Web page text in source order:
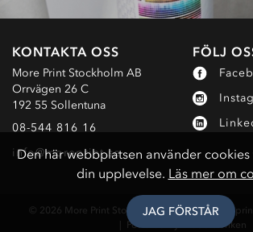
KONTAKTA OSS
More Print Stockholm AB
Orrvägen 26 C
192 55 Sollentuna
08-544 816 16
info@moreprint.se
FÖLJ
© 2026 More Print Stockholm AB
Powered by Webbfabriken
Den här webbplatsen använder
din upplevelse. Läs mer om
JAG FÖRSTÅR